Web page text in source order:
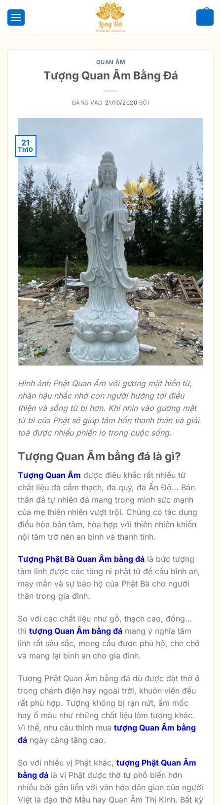
qua
QUAN ÂM
Tượng Quan Âm Bằng Đá
ĐĂNG VÀO 21/10/2020 BỞI
21
Th10
Hình ảnh Phật Quan Âm với gương mặt hiền từ,
nhân hậu nhắc nhở con người hướng tới điều
thiện và sống từ bi hơn. Khi nhìn vào gương mặt
từ bi của Phật sẽ giúp tâm hồn thanh thản và giải
toả được nhiều phiền lo trong cuộc sống.
Tượng Quan Âm bằng đá là gì?
Tượng Quan Âm được điêu khắc rất nhiều từ
chất liệu đá cẩm thạch, đá quý, đá Ấn Độ… Bản
thân đá tự nhiên đã mang trong mình sức mạnh
của mẹ thiên nhiên vượt trội. Chúng có tác dụng
điều hòa bản tâm, hòa hợp với thiên nhiên khiến
nội tâm trở nên an bình và thanh tĩnh.
Tượng Phật Bà Quan Âm bằng đá là bức tượng
tâm linh được các tăng ni phật tử để cầu bình an,
may mắn và sự bảo hộ của Phật Bà cho người
thân trong gia đình.
So với các chất liệu như gỗ, thạch cao, đồng…
thì tượng Quan Âm bằng đá mang ý nghĩa tâm
linh rất sâu sắc, mong cầu được phù hộ, che chở
và mang lại bình an cho gia đình.
Tượng Phật Quan Âm bằng đá dù được đặt thờ ở
trong chánh điện hay ngoài trời, khuôn viên đều
rất phù hợp. Tượng không bị rạn nứt, ẩm mốc
hay ố màu như những chất liệu làm tượng khác.
Vì thế, nhu cầu thỉnh mua tượng Quan Âm bằng
đá ngày càng tăng cao.
So với nhiều vị Phật khác, tượng Phật Quan Âm
bằng đá là vị Phật được thờ tự phổ biến hơn
nhiều bởi gắn liền với văn hóa dân gian của người
Việt là đạo thờ Mẫu hay Quan Âm Thị Kính. Bất kỳ